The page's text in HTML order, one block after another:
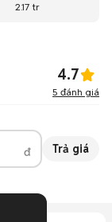
2.17 tr
4.7
5 đánh giá
đ Trả giá